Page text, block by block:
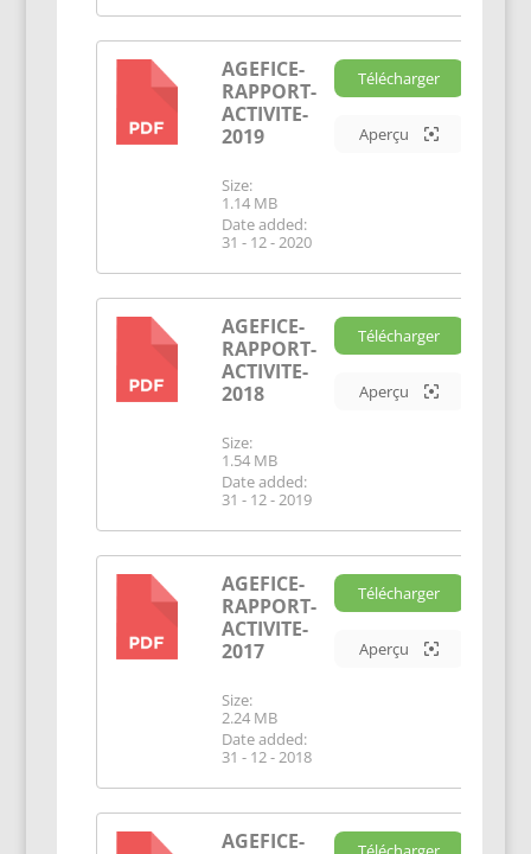
AGEFICE-
RAPPORT-
ACTIVITE-
2019
Size:
1.14 MB
Date added:
31 - 12 - 2020
Télécharger
Aperçu
AGEFICE-
RAPPORT-
ACTIVITE-
2018
Size:
1.54 MB
Date added:
31 - 12 - 2019
Télécharger
Aperçu
AGEFICE-
RAPPORT-
ACTIVITE-
2017
Size:
2.24 MB
Date added:
31 - 12 - 2018
Télécharger
Aperçu
AGEFICE-